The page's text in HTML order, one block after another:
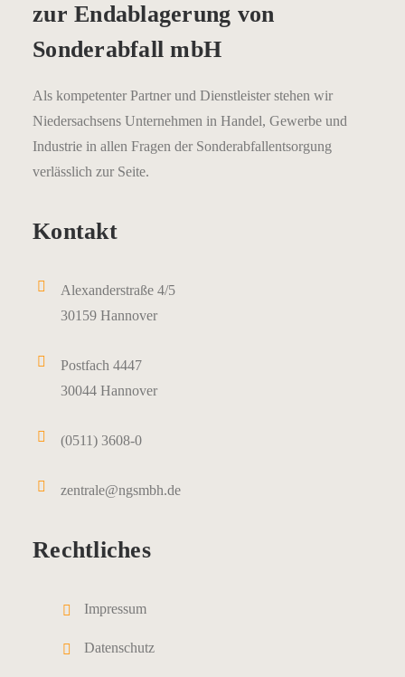
zur Endablagerung von
Sonderabfall mbH
Als kompetenter Partner und Dienstleister stehen wir
Niedersachsens Unternehmen in Handel, Gewerbe und
Industrie in allen Fragen der Sonderabfallentsorgung
verlässlich zur Seite.
Kontakt
Alexanderstraße 4/5
30159 Hannover
Postfach 4447
30044 Hannover
(0511) 3608-0
zentrale@ngsmbh.de
Rechtliches
Impressum
Datenschutz